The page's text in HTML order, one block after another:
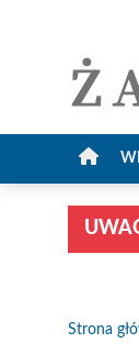
Strona